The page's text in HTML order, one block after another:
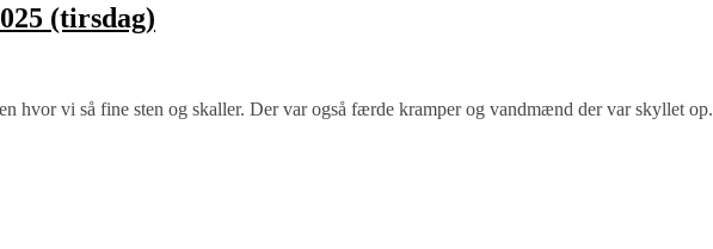
(tirsdag)
hvor vi så fine sten og skaller. Der var også færde kramper og vandmænd der var skyllet op.